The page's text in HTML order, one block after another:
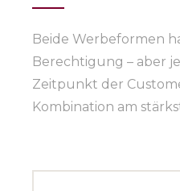
Beide Werbeformen
Berechtigung – aber
Zeitpunkt der
Kombination am